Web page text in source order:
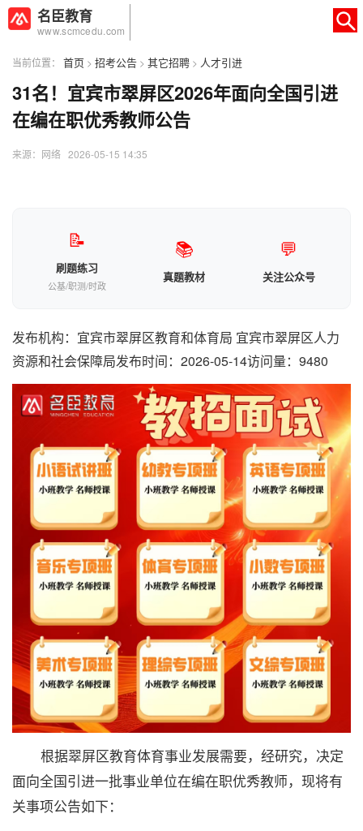
名臣教育
www.scmcedu.com
当前位置： 首页 > 招考公告 > 其它招聘 > 人才引进
31名！宜宾市翠屏区2026年面向全国引进
在编在职优秀教师公告
来源：网络 2026-05-15 14:35
📝
刷题练习
公基/职测/时政
📚
真题教材
💬
关注公众号
发布机构：宜宾市翠屏区教育和体育局 宜宾市翠屏区人力
资源和社会保障局发布时间：2026-05-14访问量：9480
根据翠屏区教育体育事业发展需要，经研究，决定
面向全国引进一批事业单位在编在职优秀教师，现将有
关事项公告如下：
AI智能助手 转人工